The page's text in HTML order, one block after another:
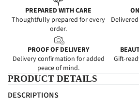
PREPARED WITH CARE
Thoughtfully prepared for every
order.
PROOF OF DELIVERY
Delivery confirmation for added
peace of mind.
Gift-
PRODUCT DETAILS
DESCRIPTIONS